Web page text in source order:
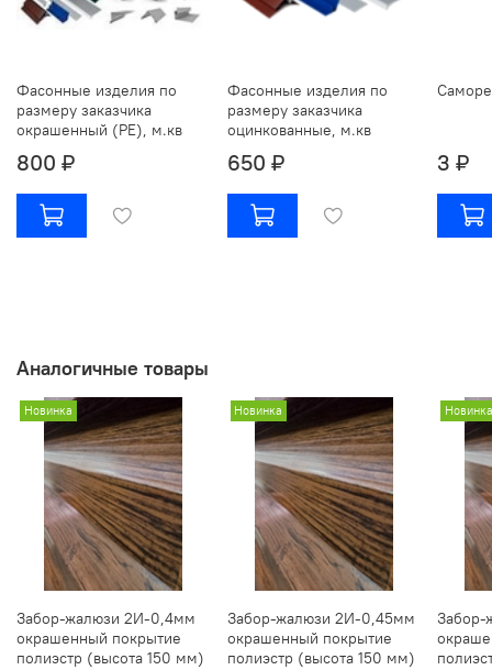
Фасонные изделия по
размеру заказчика
окрашенный (РЕ), м.кв
800 ₽
Фасонные изделия по
размеру заказчика
оцинкованные, м.кв
650 ₽ 3 ₽
Аналогичные товары
Новинка
Забор-жалюзи 2И-0,4мм
окрашенный покрытие
полиэстр (высота 150 мм)
Новинка
Забор-жалюзи 2И-0,45мм
окрашенный покрытие
полиэстр (высота 150 мм)
Новинка